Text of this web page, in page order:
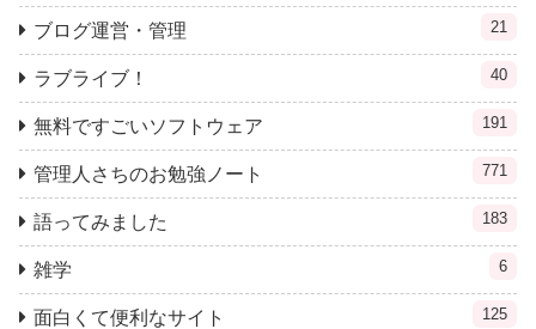
ブログ運営・管理 21
ラブライブ！ 40
無料ですごいソフトウェア 191
管理人さちのお勉強ノート 771
語ってみました 183
雑学 6
面白くて便利なサイト 125